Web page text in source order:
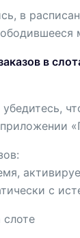
в
в
с